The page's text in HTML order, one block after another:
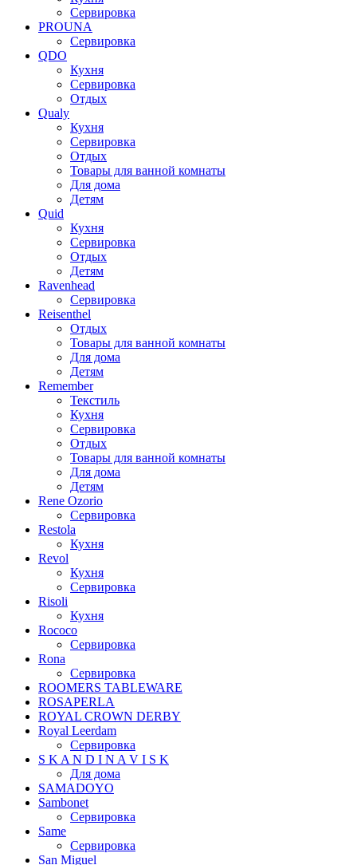
Сервировка
PROUNA
Сервировка
QDO
Кухня
Сервировка
Отдых
Qualy
Кухня
Сервировка
Отдых
Товары для ванной комнаты
Для дома
Детям
Quid
Кухня
Сервировка
Отдых
Детям
Ravenhead
Сервировка
Reisenthel
Отдых
Товары для ванной комнаты
Для дома
Детям
Remember
Текстиль
Кухня
Сервировка
Отдых
Товары для ванной комнаты
Для дома
Детям
Rene Ozorio
Сервировка
Restola
Кухня
Revol
Кухня
Сервировка
Risoli
Кухня
Rococo
Сервировка
Rona
Сервировка
ROOMERS TABLEWARE
ROSAPERLA
ROYAL CROWN DERBY
Royal Leerdam
Сервировка
S K A N D I N A V I S K
Для дома
SAMADOYO
Sambonet
Сервировка
Same
Сервировка
San Miguel